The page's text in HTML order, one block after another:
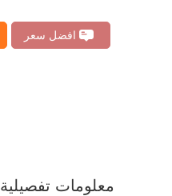
افضل سعر
معلومات تفصيلية